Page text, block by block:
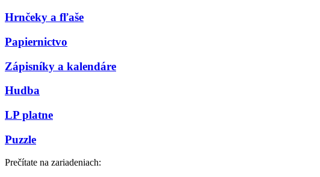
Hrnčeky a fľaše
Papiernictvo
Zápisníky a kalendáre
Hudba
LP platne
Puzzle
Prečítate na zariadeniach: